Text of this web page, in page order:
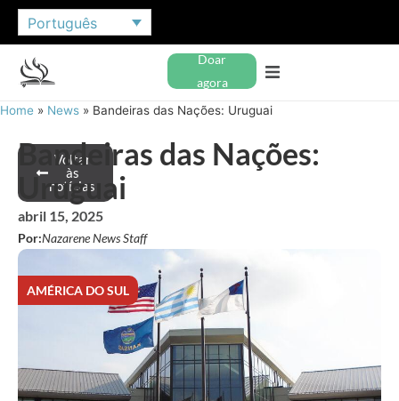
Português
Doar
agora
Home » News » Bandeiras das Nações: Uruguai
Voltar
às
notícias
Bandeiras das Nações:
Uruguai
abril 15, 2025
Por:Nazarene News Staff
AMÉRICA DO SUL